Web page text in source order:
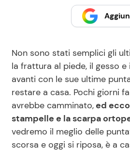
Non sono stati semplici gli
la frattura al piede, il gesso
avanti con le sue ultime
restare a casa. Pochi giorni
avrebbe camminato, ed
stampelle e la scarpa
vedremo il meglio delle
scorsa e oggi si riposa, è a